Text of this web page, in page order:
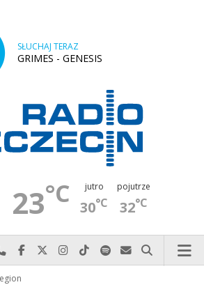
SŁUCHAJ TERAZ
GRIMES - GENESIS
23°C jutro
30°C
pojutrze
32°C
Najlepiej po prostu do nas zadzwoń
Odwiedź nas na Facebook-u
Odwiedź nas na X
Odwiedź nas na Instagram-ie
Odwiedź nas na TikTok-u
Szukaj nas na Spotify
Wyślij do nas
Szukaj